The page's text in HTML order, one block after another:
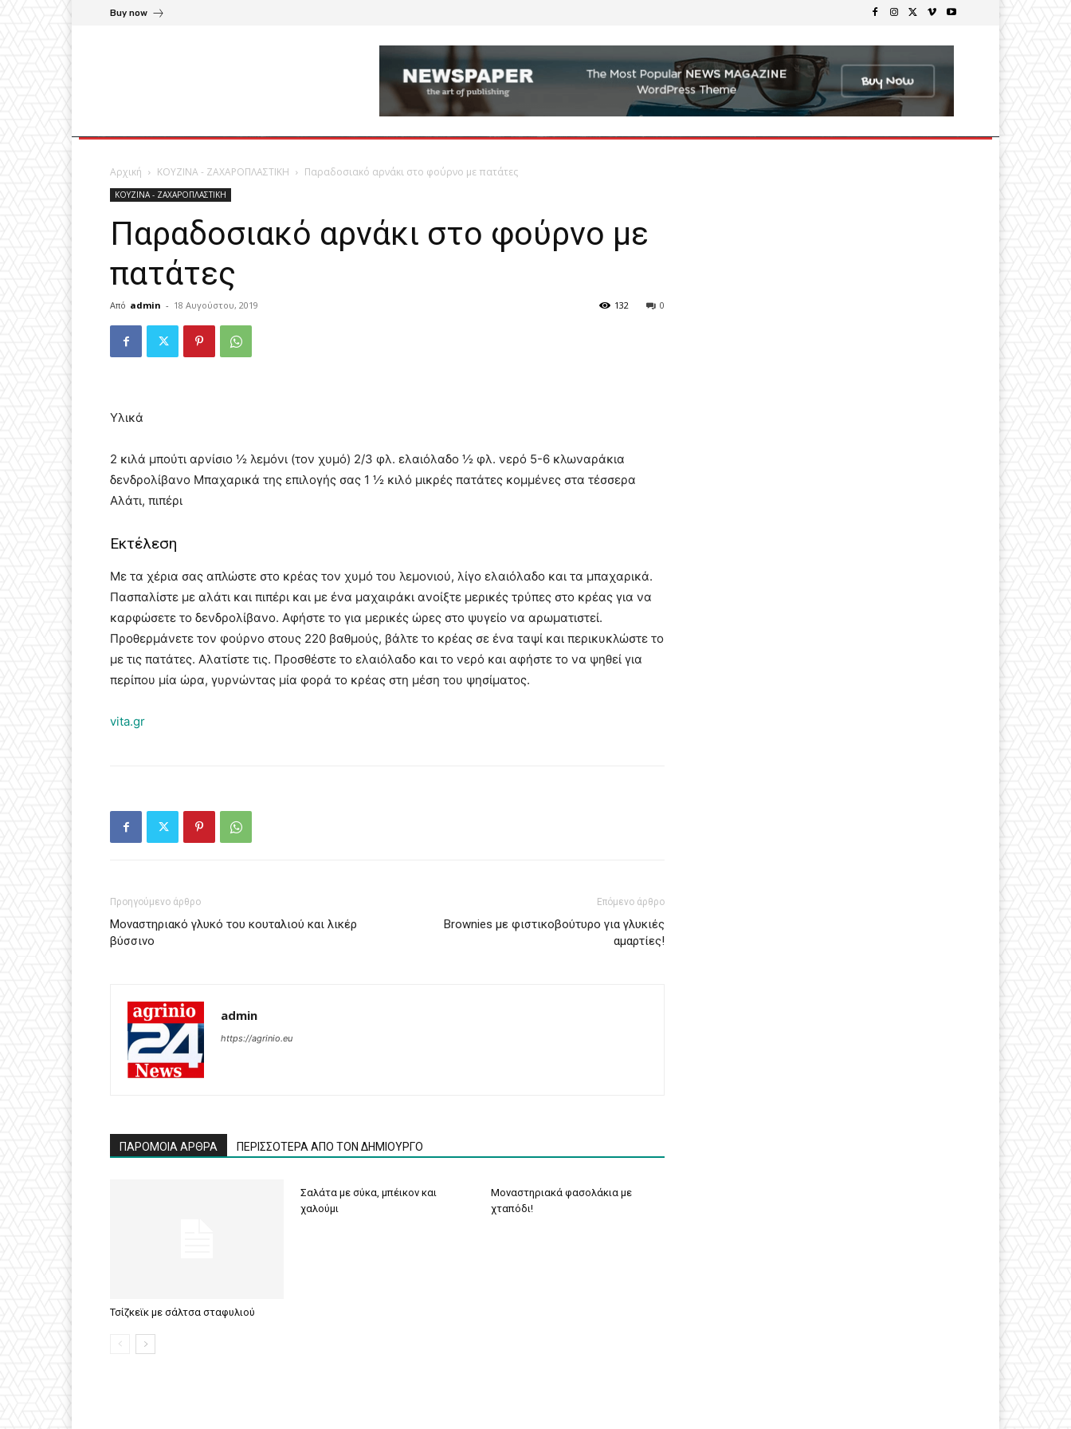
Buy now
Αρχική ΚΟΥΖΙΝΑ - ΖΑΧΑΡΟΠΛΑΣΤΙΚΗ Παραδοσιακό αρνάκι στο φούρνο με πατάτες
ΚΟΥΖΙΝΑ - ΖΑΧΑΡΟΠΛΑΣΤΙΚΗ
Παραδοσιακό αρνάκι στο φούρνο με
πατάτες
Από admin - 18 Αυγούστου, 2019 0
132
Υλικά
2 κιλά μπούτι αρνίσιο ½ λεμόνι (τον χυμό) 2/3 φλ. ελαιόλαδο ½ φλ. νερό 5-6 κλωναράκια
δενδρολίβανο Μπαχαρικά της επιλογής σας 1 ½ κιλό μικρές πατάτες κομμένες στα τέσσερα
Αλάτι, πιπέρι
Εκτέλεση
Με τα χέρια σας απλώστε στο κρέας τον χυμό του λεμονιού, λίγο ελαιόλαδο και τα μπαχαρικά.
Πασπαλίστε με αλάτι και πιπέρι και με ένα μαχαιράκι ανοίξτε μερικές τρύπες στο κρέας για να
καρφώσετε το δενδρολίβανο. Αφήστε το για μερικές ώρες στο ψυγείο να αρωματιστεί.
Προθερμάνετε τον φούρνο στους 220 βαθμούς, βάλτε το κρέας σε ένα ταψί και περικυκλώστε το
με τις πατάτες. Αλατίστε τις. Προσθέστε το ελαιόλαδο και το νερό και αφήστε το να ψηθεί για
περίπου μία ώρα, γυρνώντας μία φορά το κρέας στη μέση του ψησίματος.
vita.gr
Προηγούμενο άρθρο
Μοναστηριακό γλυκό του κουταλιού και λικέρ
βύσσινο
Επόμενο άρθρο
Brownies με φιστικοβούτυρο για γλυκιές
αμαρτίες!
admin
https://agrinio.eu
ΠΑΡΟΜΟΙΑ ΑΡΘΡΑ ΠΕΡΙΣΣΟΤΕΡΑ ΑΠΟ ΤΟΝ ΔΗΜΙΟΥΡΓΟ
Τσίζκεϊκ με σάλτσα σταφυλιού
Σαλάτα με σύκα, μπέικον και
χαλούμι
Μοναστηριακά φασολάκια με
χταπόδι!